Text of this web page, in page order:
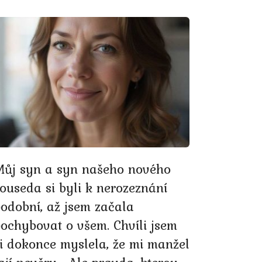
syn a syn našeho nového
si byli k nerozeznání
až jsem začala
o všem. Chvíli jsem
dokonce myslela, že mi manžel